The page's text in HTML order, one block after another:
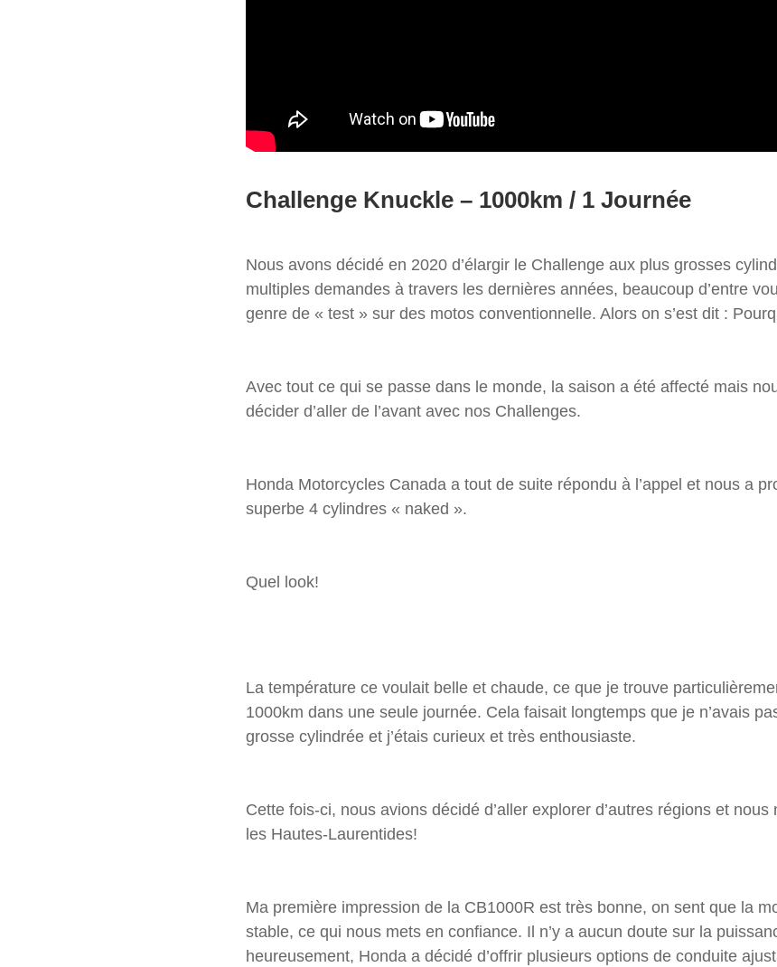
Challenge Knuckle – 1000km / 1 Journée
Nous avons décidé en 2020 d’élargir le Challenge aux plus grosses
multiples demandes à travers les dernières années, beaucoup d’entre
genre de « test » sur des motos conventionnelle. Alors on s’est dit :
Avec tout ce qui se passe dans le monde, la saison a été affecté mais
décider d’aller de l’avant avec nos Challenges.
Honda Motorcycles Canada a tout de suite répondu à l’appel et nous a
superbe 4 cylindres « naked ».
Quel look!
La température ce voulait belle et chaude, ce que je trouve
1000km dans une seule journée. Cela faisait longtemps que je n’avais
grosse cylindrée et j’étais curieux et très enthousiaste.
Cette fois-ci, nous avions décidé d’aller explorer d’autres régions et
les Hautes-Laurentides!
Ma première impression de la CB1000R est très bonne, on sent que la
stable, ce qui nous mets en confiance. Il n’y a aucun doute sur la
heureusement, Honda a décidé d’offrir plusieurs options de conduite